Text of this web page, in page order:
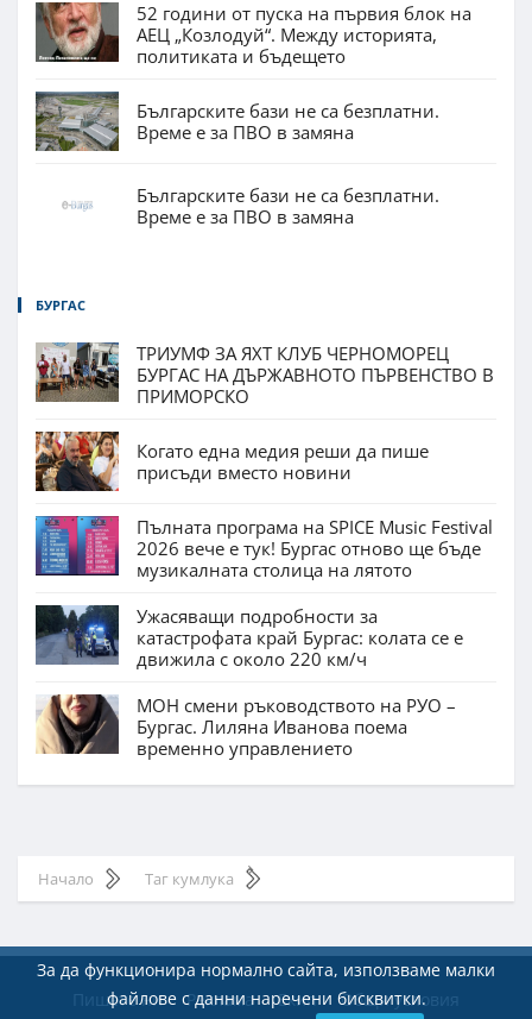
52 години от пуска на първия блок на
АЕЦ „Козлодуй“. Между историята,
политиката и бъдещето
Българските бази не са безплатни.
Време е за ПВО в замяна
Българските бази не са безплатни.
Време е за ПВО в замяна
БУРГАС
ТРИУМФ ЗА ЯХТ КЛУБ ЧЕРНОМОРЕЦ
БУРГАС НА ДЪРЖАВНОТО ПЪРВЕНСТВО В
ПРИМОРСКО
Когато една медия реши да пише
присъди вместо новини
Пълната програма на SPICE Music Festival
2026 вече е тук! Бургас отново ще бъде
музикалната столица на лятото
Ужасяващи подробности за
катастрофата край Бургас: колата се е
движила с около 220 км/ч
МОН смени ръководството на РУО –
Бургас. Лиляна Иванова поема
временно управлението
Начало Таг кумлука
За да функционира нормално сайта, използваме малки
файлове с данни наречени бисквитки.
Пишете ни Реклама Екип Общи условия